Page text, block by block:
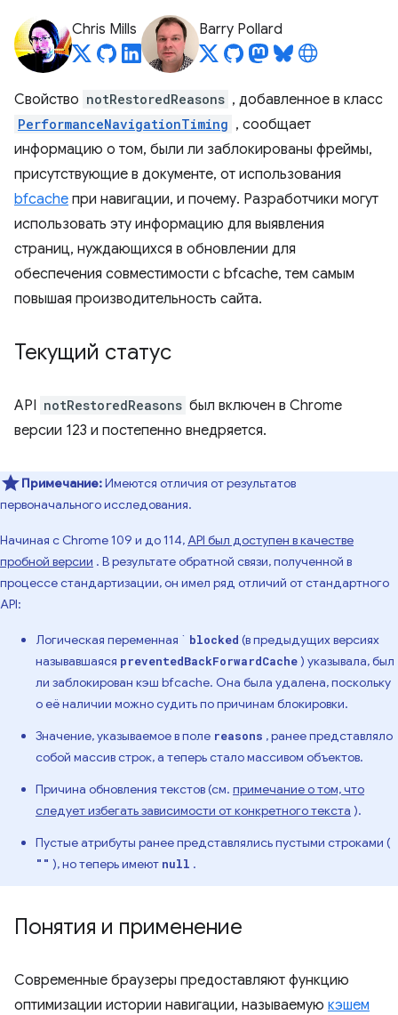
Chris Mills Barry Pollard
Свойство notRestoredReasons , добавленное в класс
PerformanceNavigationTiming , сообщает
информацию о том, были ли заблокированы фреймы,
присутствующие в документе, от использования
bfcache при навигации, и почему. Разработчики могут
использовать эту информацию для выявления
страниц, нуждающихся в обновлении для
обеспечения совместимости с bfcache, тем самым
повышая производительность сайта.
Текущий статус
API notRestoredReasons был включен в Chrome
версии 123 и постепенно внедряется.
Примечание:Имеются отличия от результатов
первоначального исследования.
Начиная с Chrome 109 и до 114,API был доступен в качестве
пробной версии . В результате обратной связи, полученной в
процессе стандартизации, он имел ряд отличий от стандартного
API:
Логическая переменная ` blocked (в предыдущих версиях
называвшаяся preventedBackForwardCache) указывала, был
ли заблокирован кэш bfcache. Она была удалена, поскольку
о её наличии можно судить по причинам блокировки.
Значение, указываемое в поле reasons , ранее представляло
собой массив строк, а теперь стало массивом объектов.
Причина обновления текстов (см. примечание о том, что
следует избегать зависимости от конкретного текста ).
Пустые атрибуты ранее представлялись пустыми строками (
"" ), но теперь имеют null .
Понятия и применение
Современные браузеры предоставляют функцию
оптимизации истории навигации, называемую кэшем